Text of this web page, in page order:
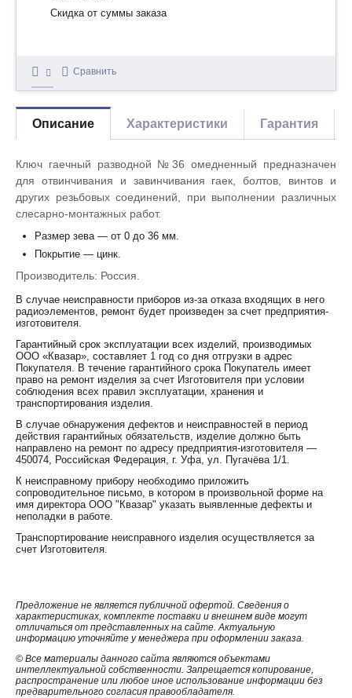
Скидка от суммы заказа
Сравнить
Описание Характеристики Гарантия
Ключ гаечный разводной №36 омедненный предназначен
для отвинчивания и завинчивания гаек, болтов, винтов и
других резьбовых соединений, при выполнении различных
слесарно-монтажных работ.
Размер зева — от 0 до 36 мм.
Покрытие — цинк.
Производитель: Россия.
В случае неисправности приборов из-за отказа входящих в него
радиоэлементов, ремонт будет произведен за счет предприятия-
изготовителя.
Гарантийный срок эксплуатации всех изделий, производимых
ООО «Квазар», составляет 1 год со дня отгрузки в адрес
Покупателя. В течение гарантийного срока Покупатель имеет
право на ремонт изделия за счет Изготовителя при условии
соблюдения всех правил эксплуатации, хранения и
транспортирования изделия.
В случае обнаружения дефектов и неисправностей в период
действия гарантийных обязательств, изделие должно быть
направлено на ремонт по адресу предприятия-изготовителя —
450074, Российская Федерация, г. Уфа, ул. Пугачёва 1/1.
К неисправному прибору необходимо приложить
сопроводительное письмо, в котором в произвольной форме на
имя директора ООО "Квазар" указать выявленные дефекты и
неполадки в работе.
Транспортирование неисправного изделия осуществляется за
счет Изготовителя.
Предложение не является публичной офертой. Сведения о
характеристиках, комплекте поставки и внешнем виде могут
отличаться от представленных на сайте. Актуальную
информацию уточняйте у менеджера при оформлении заказа.
© Все материалы данного сайта являются объектами
интеллектуальной собственности. Запрещается копирование,
распространение или любое иное использование информации без
предварительного согласия правообладателя.